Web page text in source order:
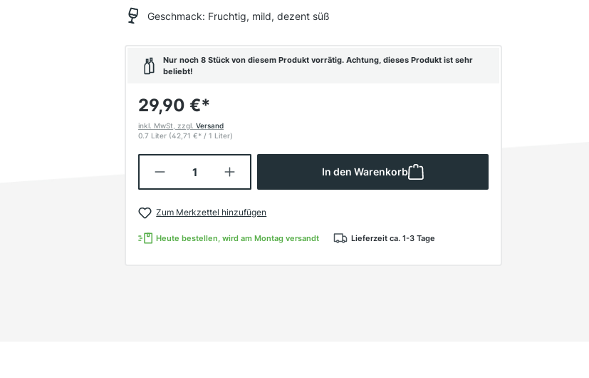
Geschmack: Fruchtig, mild, dezent süß
Nur noch 8 Stück von diesem Produkt vorrätig. Achtung, dieses Produkt ist sehr
beliebt!
29,90 €*
inkl. MwSt, zzgl. Versand
0.7 Liter (42,71 €* / 1 Liter)
Produkt Anzahl: Gib den gewünschten Wert ein oder
In den Warenkorb
Zum Merkzettel hinzufügen
Heute bestellen, wird am Montag versandt Lieferzeit ca. 1-3 Tage